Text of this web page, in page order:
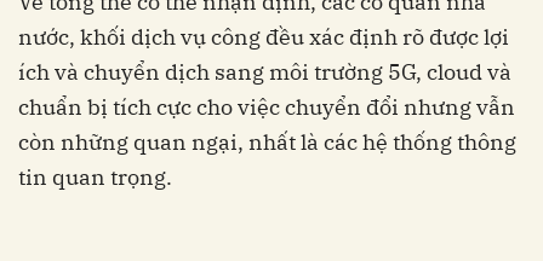
nước, khối dịch vụ công đều xác định rõ được lợi
ích và chuyển dịch sang môi trường 5G, cloud và
chuẩn bị tích cực cho việc chuyển đổi nhưng vẫn
còn những quan ngại, nhất là các hệ thống thông
tin quan trọng.